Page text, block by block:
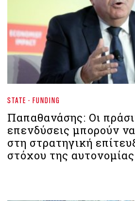
STATE - FUNDING
Παπαθανάσης: Οι
επενδύσεις μπορούν
στη στρατηγική
στόχου της αυτονομίας